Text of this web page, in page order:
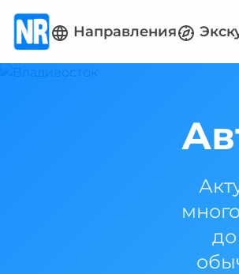
Направления